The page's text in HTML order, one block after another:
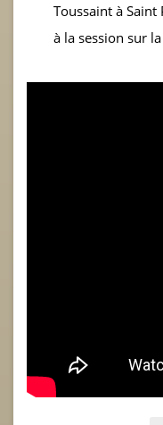
Toussaint à
à la session sur